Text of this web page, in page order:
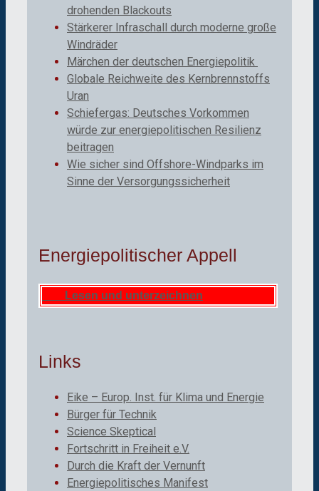
drohenden Blackouts
Stärkerer Infraschall durch moderne große
Windräder
Märchen der deutschen Energiepolitik
Globale Reichweite des Kernbrennstoffs
Uran
Schiefergas: Deutsches Vorkommen
würde zur energiepolitischen Resilienz
beitragen
Wie sicher sind Offshore-Windparks im
Sinne der Versorgungssicherheit
Energiepolitischer Appell
Lesen und unterzeichnen
Links
Eike – Europ. Inst. für Klima und Energie
Bürger für Technik
Science Skeptical
Fortschritt in Freiheit e.V.
Durch die Kraft der Vernunft
Energiepolitisches Manifest